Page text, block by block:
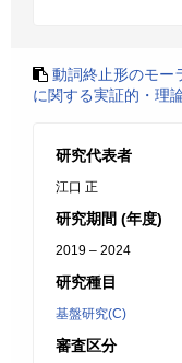
動詞終止形のモー
に関する実証的・理
研究代表者
江口 正
研究期間 (年度)
2019 – 2024
研究種目
基盤研究(C)
審査区分